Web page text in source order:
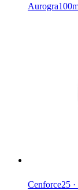
Aurogra
Cenforce25